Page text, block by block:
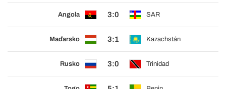
Angola 3:0 SAR
Maďarsko 3:1 Kazachstán
Rusko 3:0 Trinidad